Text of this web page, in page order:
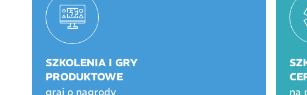
SZKOLENIA I GRY
PRODUKTOWE
graj o nagrody
na